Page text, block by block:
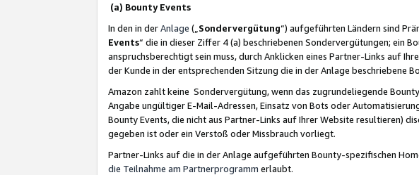
(a) Bounty Events
In den in derAnlage („ Sondervergütung“) aufgeführten Ländern sind
Events“ die in dieser Ziffer 4 (a) beschriebenen Sondervergütungen; ein
anspruchsberechtigt sein muss, durch Anklicken eines Partner-Links auf
der Kunde in der entsprechenden Sitzung die in der Anlage beschriebene
Amazon zahlt keine Sondervergütung, wenn das zugrundeliegende
Angabe ungültiger E-Mail-Adressen, Einsatz von Bots oder
Bounty Events, die nicht aus Partner-Links auf Ihrer Website resultieren)
gegeben ist oder ein Verstoß oder Missbrauch vorliegt.
Partner-Links auf die in der Anlage aufgeführten Bounty-spezifischen
die Teilnahme am Partnerprogramm erlaubt.